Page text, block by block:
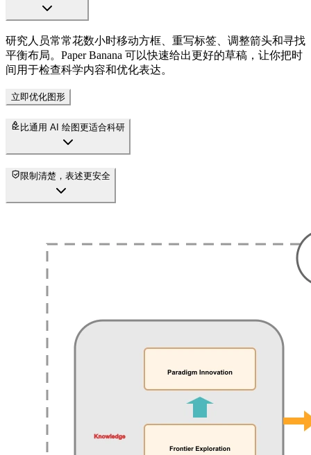
研究人员常常花数小时移动方框、重写标签、调整箭头和寻找
平衡布局。Paper Banana 可以快速给出更好的草稿，让你把时
间用于检查科学内容和优化表达。
立即优化图形
比通用 AI 绘图更适合科研
限制清楚，表述更安全